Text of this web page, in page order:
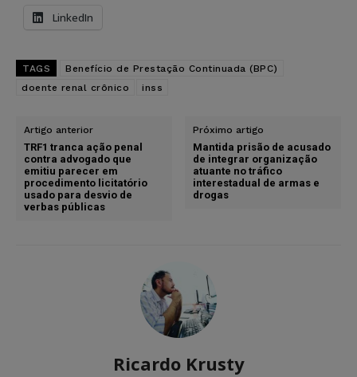
LinkedIn
TAGS
Benefício de Prestação Continuada (BPC)
doente renal crônico
inss
Artigo anterior
TRF1 tranca ação penal
contra advogado que
emitiu parecer em
procedimento licitatório
usado para desvio de
verbas públicas
Próximo artigo
Mantida prisão de acusado
de integrar organização
atuante no tráfico
interestadual de armas e
drogas
Ricardo Krusty